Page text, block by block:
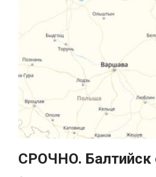
СРОЧНО. Балтийск